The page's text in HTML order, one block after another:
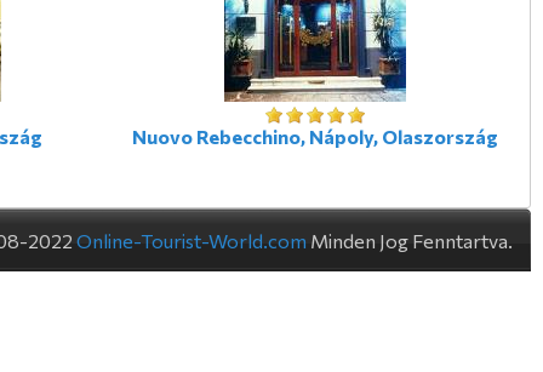
Nuovo Rebecchino, Nápoly, Olaszország
2022 Online-Tourist-World.com Minden Jog Fenntartva.